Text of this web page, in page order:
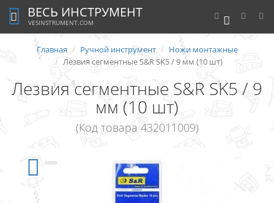
0
ВЕСЬ ИНСТРУМЕНТ
VESINSTRUMENT.COM
Главная Ручной инструмент
Ножи монтажные
Лезвия сегментные S&R SK5 / 9 мм (10 шт)
Лезвия сегментные S&R SK5 / 9
мм (10 шт)
(Код товара 432011009)